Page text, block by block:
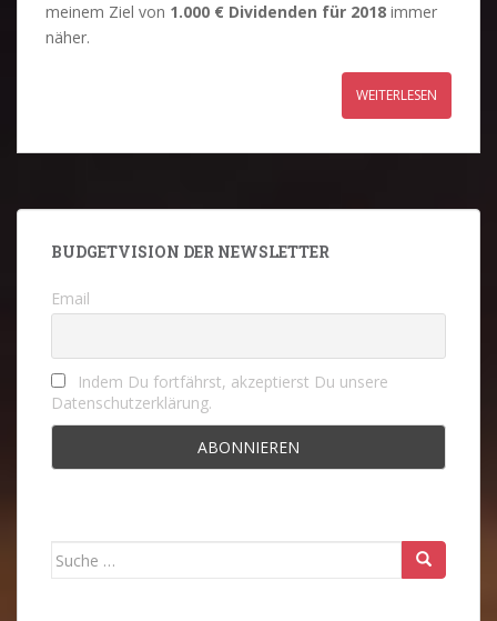
meinem Ziel von 1.000 € Dividenden für 2018 immer
näher.
WEITERLESEN
BUDGETVISION DER NEWSLETTER
Email
Indem Du fortfährst, akzeptierst Du unsere
Datenschutzerklärung.
Suche